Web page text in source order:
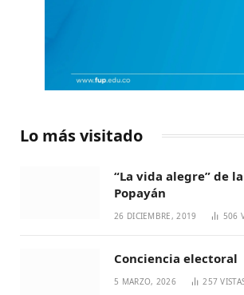
Lo más visitado
“La vida alegre” de
Popayán
26 DICIEMBRE, 2019 506
Conciencia electoral
5 MARZO, 2026 257